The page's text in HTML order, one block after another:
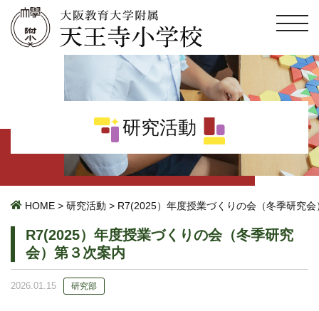
研究活動
HOME > 研究活動 > R7(2025）年度授業づくりの会（冬季研究
R7(2025）年度授業づくりの会（冬季研究
会）第３次案内
2026.01.15 研究部